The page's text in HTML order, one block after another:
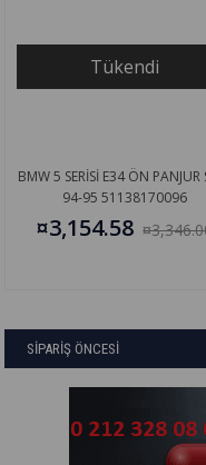
Tükendi
BMW 5 SERİSİ E34 ÖN PANJUR
94-95 51138170096
¤3,154.58
SİPARİŞ ÖNCESİ